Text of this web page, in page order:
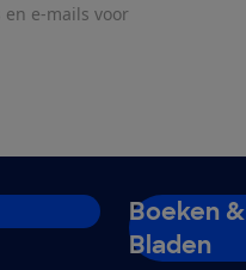
en e-mails voor
Boeken &
Bladen